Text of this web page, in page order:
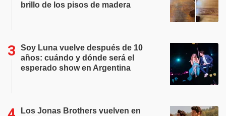
brillo de los pisos de madera
Soy Luna vuelve después de 10
años: cuándo y dónde será el
esperado show en Argentina
Los Jonas Brothers vuelven en